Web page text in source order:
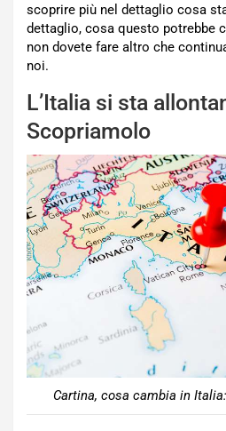
scoprire più nel dettaglio cosa
dettaglio, cosa questo potrebbe
non dovete fare altro che
noi.
L’Italia si sta
Scopriamolo
Cartina, cosa cambia in